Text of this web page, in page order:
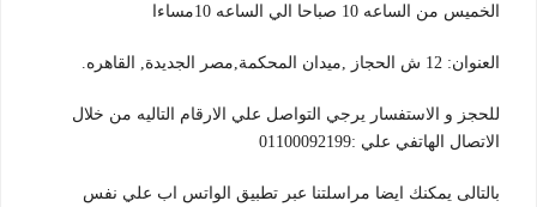
الخميس من الساعه 10 صباحا الي الساعه 10مساءا
العنوان: 12 ش الحجاز ,ميدان المحكمة,مصر الجديدة, القاهره.
للحجز و الاستفسار يرجي التواصل علي الارقام التاليه من خلال
الاتصال الهاتفي علي :01100092199
بالتالى يمكنك ايضا مراسلتنا عبر تطبيق الواتس اب علي نفس